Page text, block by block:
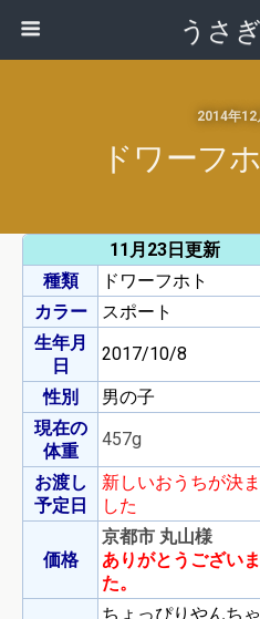
うさ
2014年12
ドワーフ
11月23日更新
種類
ドワーフホト
カラー
スポート
生年月
日
2017/10/8
性別
男の子
現在の
体重
457g
お渡し
予定日
新しいおうちが決
した
価格
京都市 丸山様
ありがとうござい
た。
ちょっぴりやんち